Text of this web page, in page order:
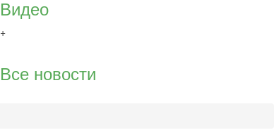
Видео
+
Все новости